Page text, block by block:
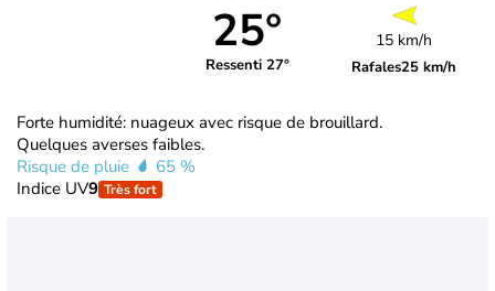
25°
Ressenti 27°
15 km/h
Rafales25 km/h
Forte humidité: nuageux avec risque de brouillard.
Quelques averses faibles.
Risque de pluie
65 %
Indice UV9 Très fort